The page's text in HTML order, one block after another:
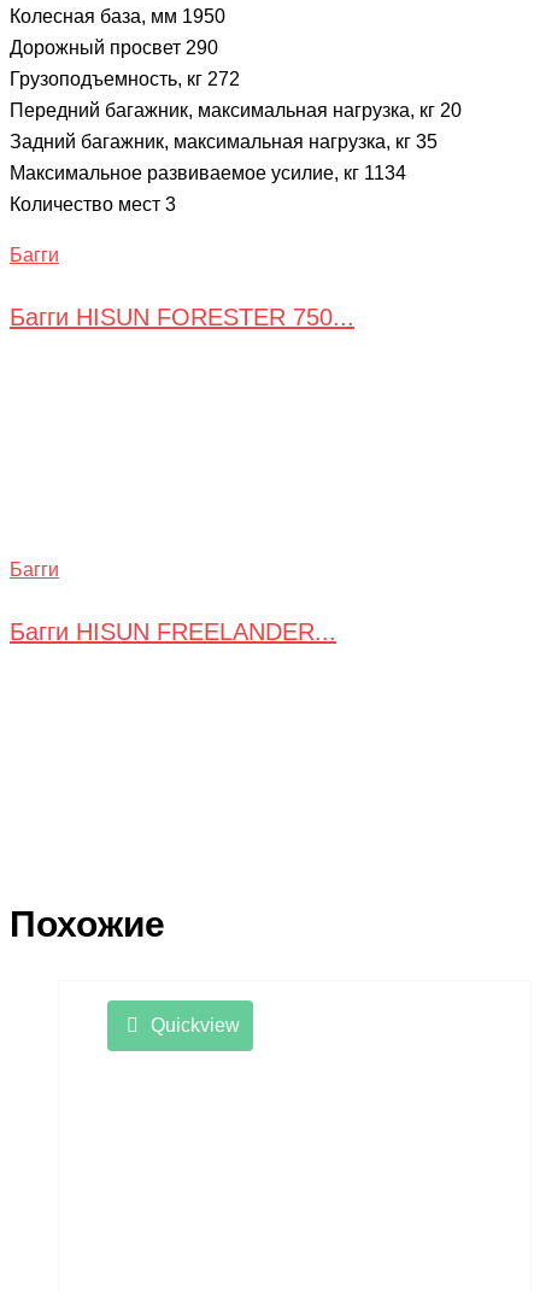
Колесная база, мм 1950
Дорожный просвет 290
Грузоподъемность, кг 272
Передний багажник, максимальная нагрузка, кг 20
Задний багажник, максимальная нагрузка, кг 35
Максимальное развиваемое усилие, кг 1134
Количество мест 3
Багги
Багги HISUN FORESTER 750...
Багги
Багги HISUN FREELANDER...
Похожие
Quickview